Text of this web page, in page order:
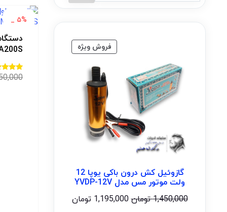
فروش ویژه
گازوئیل کش درون باکی یوپا 12
ولت موتور مس مدل YVDP-12V
1,450,000 تومان 1,195,000 تومان
۵% _
امتیاز